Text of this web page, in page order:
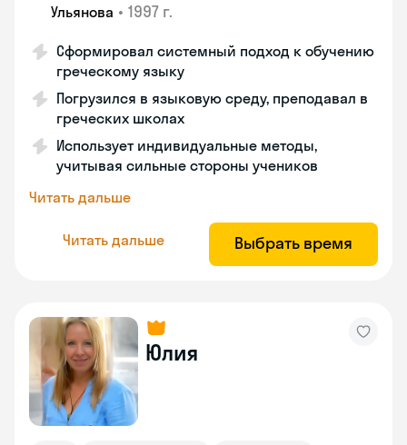
Ульянова • 1997 г.
Сформировал системный подход к обучению
греческому языку
Погрузился в языковую среду, преподавал в
греческих школах
Использует индивидуальные методы,
учитывая сильные стороны учеников
Читать дальше
Читать дальше Выбрать время
Юлия